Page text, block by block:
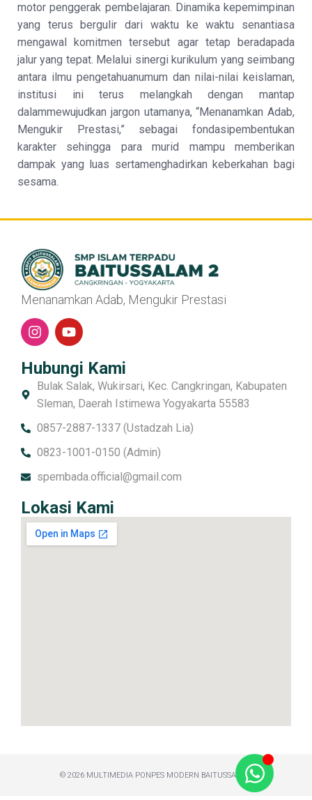
motor penggerak pembelajaran. Dinamika kepemimpinan
yang terus bergulir dari waktu ke waktu senantiasa
mengawal komitmen tersebut agar tetap beradapada
jalur yang tepat. Melalui sinergi kurikulum yang seimbang
antara ilmu pengetahuanumum dan nilai-nilai keislaman,
institusi ini terus melangkah dengan mantap
dalammewujudkan jargon utamanya, “Menanamkan Adab,
Mengukir Prestasi,” sebagai fondasipembentukan
karakter sehingga para murid mampu memberikan
dampak yang luas sertamenghadirkan keberkahan bagi
sesama.
Menanamkan Adab, Mengukir Prestasi
Hubungi Kami
Bulak Salak, Wukirsari, Kec. Cangkringan, Kabupaten
Sleman, Daerah Istimewa Yogyakarta 55583
0857-2887-1337 (Ustadzah Lia)
0823-1001-0150 (Admin)
spembada.official@gmail.com
Lokasi Kami
© 2026 MULTIMEDIA PONPES MODERN BAITUSSALAM